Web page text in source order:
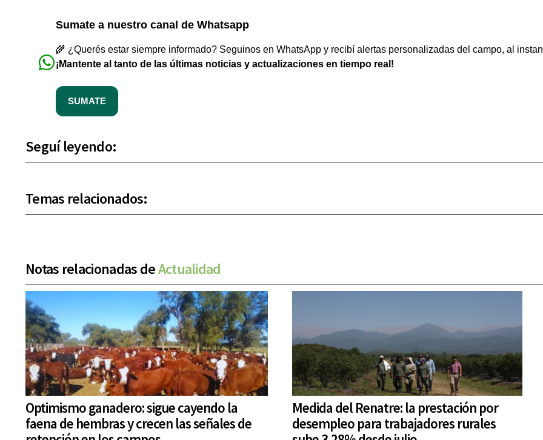
Sumate a nuestro canal de Whatsapp
🌾 ¿Querés estar siempre informado? Seguinos en WhatsApp y recibí alertas personalizadas del campo, al
¡Mantente al tanto de las últimas noticias y actualizaciones en tiempo real!
SUMATE
Seguí leyendo:
Temas relacionados:
Notas relacionadas deActualidad
Optimismo ganadero: sigue cayendo la
faena de hembras y crecen las señales de
Medida del Renatre: la prestación por
desempleo para trabajadores rurales